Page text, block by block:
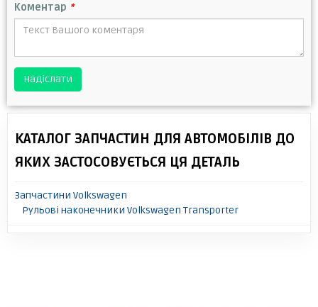
Коментар *
Надіслати
КАТАЛОГ ЗАПЧАСТИН ДЛЯ АВТОМОБІЛІВ ДО
ЯКИХ ЗАСТОСОВУЄТЬСЯ ЦЯ ДЕТАЛЬ
Запчастини Volkswagen
Рульові наконечники Volkswagen Transporter